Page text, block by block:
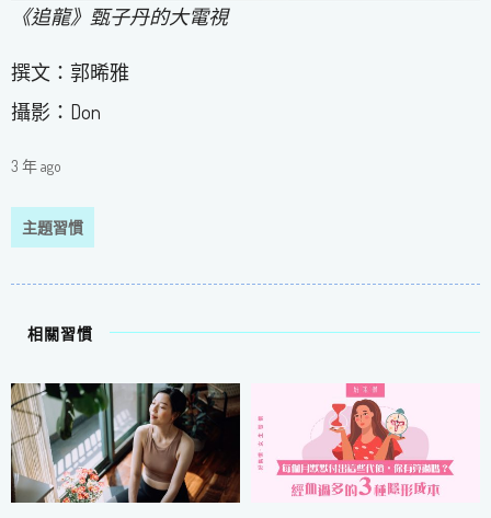
《追龍》甄子丹的大電視
撰文：郭晞雅
攝影：Don
3 年 ago
主題習慣
相關習慣